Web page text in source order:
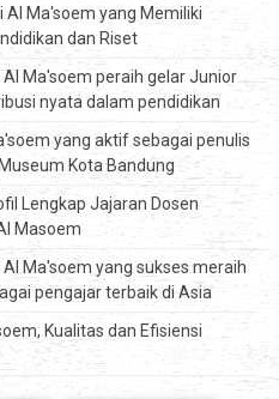
Al Ma'soem yang Memiliki
dan Riset
Ma'soem peraih gelar Junior
nyata dalam pendidikan
yang aktif sebagai penulis
Kota Bandung
Lengkap Jajaran Dosen
Masoem
Ma'soem yang sukses meraih
pengajar terbaik di Asia
Kualitas dan Efisiensi